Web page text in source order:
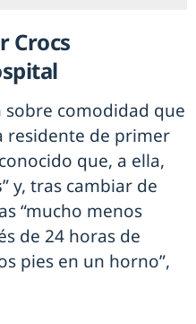
Crocs
comodidad que
residente de primer
que, a ella,
” y, tras cambiar de
“mucho menos
de 24 horas de
pies en un horno”,